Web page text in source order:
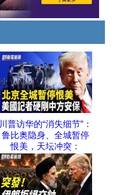
川普访华的“消失细节”：
鲁比奥隐身、全城暂停
恨美，天坛冲突：